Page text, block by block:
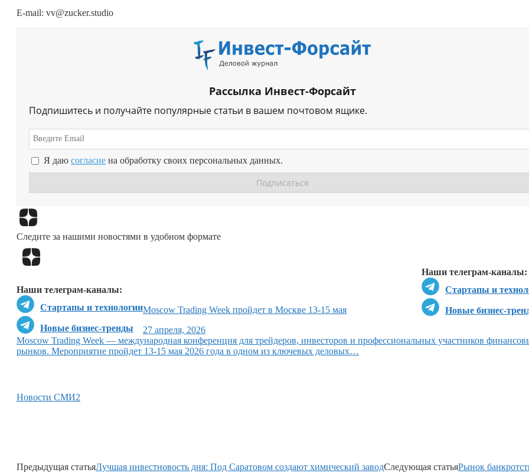
E-mail: vv@zucker.studio
Рассылка Инвест-Форсайт
Подпишитесь и получайте популярные статьи в вашем почтовом ящике.
Я даю согласие на обработку своих персональных данных.
Следите за нашими новостями в удобном формате
Наши телеграм-каналы:
Стартапы и
Новые бизнес-
Наши телеграм-каналы:
Стартапы и технологии
Новые бизнес-тренды
Moscow Trading Week пройдет в Москве 13-15 мая
27 апреля, 2026
Moscow Trading Week — международная конференция для трейдеров, инвесторов и профессиональных участников
рынков. Мероприятие пройдет 13-15 мая 2026 года в одном из ключевых деловых…
Новости СМИ2
Предыдущая статьяЛучшая инвестновость дня: Под Саратовом создают химический заводСледующая статьяРынок